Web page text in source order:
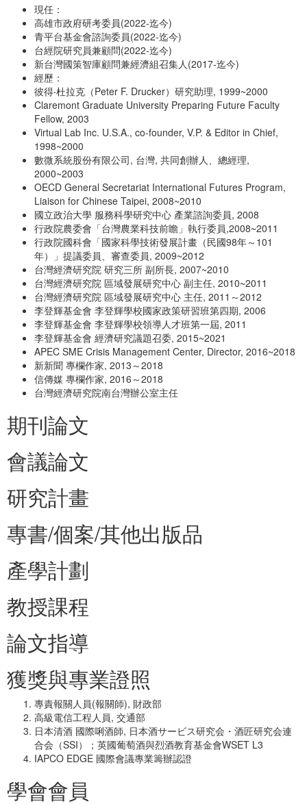
現任：
高雄市政府研考委員(2022-迄今)
青平台基金會諮詢委員(2022-迄今)
台經院研究員兼顧問(2022-迄今)
新台灣國策智庫顧問兼經濟組召集人(2017-迄今)
經歷：
彼得‧杜拉克（Peter F. Drucker）研究助理, 1999~2000
Claremont Graduate University Preparing Future Faculty
Fellow, 2003
Virtual Lab Inc. U.S.A., co-founder, V.P. & Editor in Chief,
1998~2000
數微系統股份有限公司, 台灣, 共同創辦人、總經理,
2000~2003
OECD General Secretariat International Futures Program,
Liaison for Chinese Taipei, 2008~2010
國立政治大學 服務科學研究中心 產業諮詢委員, 2008
行政院農委會「台灣農業科技前瞻」執行委員,2008~2011
行政院國科會「國家科學技術發展計畫（民國98年～101
年）」提議委員、審查委員, 2009~2012
台灣經濟研究院 研究三所 副所長, 2007~2010
台灣經濟研究院 區域發展研究中心 副主任, 2010~2011
台灣經濟研究院 區域發展研究中心 主任, 2011～2012
李登輝基金會 李登輝學校國家政策研習班第四期, 2006
李登輝基金會 李登輝學校領導人才班第一屆, 2011
李登輝基金會 經濟研究議題召委, 2015~2021
APEC SME Crisis Management Center, Director, 2016~2018
新新聞 專欄作家, 2013～2018
信傳媒 專欄作家, 2016～2018
台灣經濟研究院南台灣辦公室主任
期刊論文
會議論文
研究計畫
專書/個案/其他出版品
產學計劃
教授課程
論文指導
獲獎與專業證照
專責報關人員(報關師), 財政部
高級電信工程人員, 交通部
日本清酒 國際唎酒師, 日本酒サービス研究会・酒匠研究会連
合会（SSI）；英國葡萄酒與烈酒教育基金會WSET L3
IAPCO EDGE 國際會議專業籌辦認證
學會會員